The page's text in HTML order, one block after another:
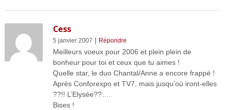
Cess
5 janvier 2007 | Répondre
Meilleurs voeux pour 2006 et plein plein de
bonheur pour toi et ceux que tu aimes !
Quelle star, le duo Chantal/Anne a encore frappé !
Après Conforexpo et TV7, mais jusqu’où iront-elles
??!! L’Elysée??….
Bises !